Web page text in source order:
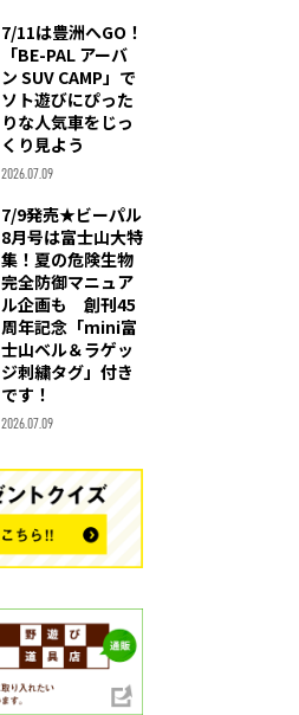
7/11は豊洲へGO！
「BE-PAL アーバ
ン SUV CAMP」で
ソト遊びにぴった
りな人気車をじっ
くり見よう
2026.07.09
7/9発売★ビーパル
8月号は富士山大特
集！夏の危険生物
完全防御マニュア
ル企画も 創刊45
周年記念「mini富
士山ベル＆ラゲッ
ジ刺繍タグ」付き
です！
2026.07.09